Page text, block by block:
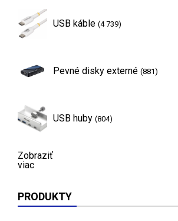
USB káble (4 739)
Pevné disky externé (881)
USB huby (804)
Zobraziť
viac
PRODUKTY